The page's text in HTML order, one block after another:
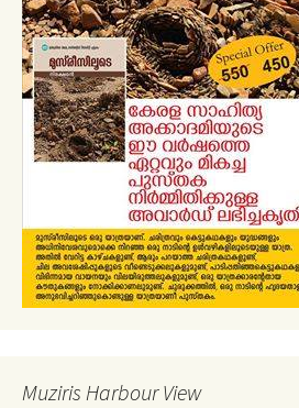
Muziris Harbour View